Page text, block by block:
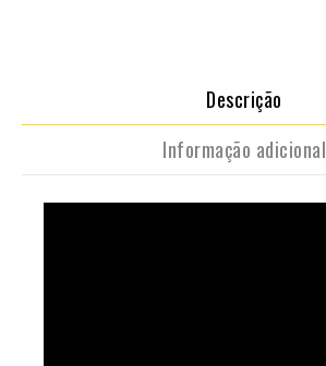
Descrição
Informação adicional